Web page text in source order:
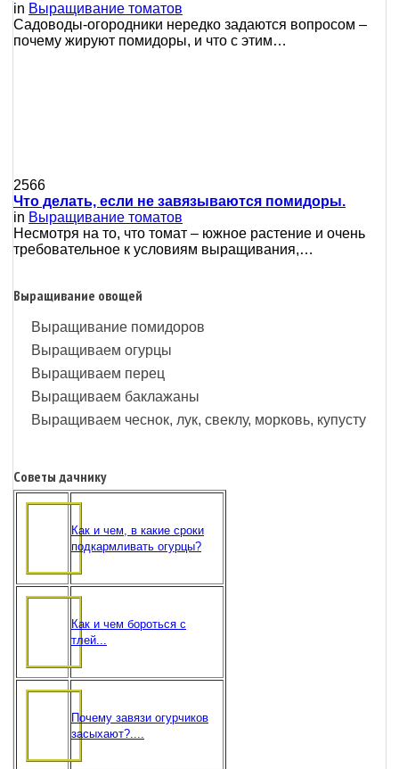
in Выращивание томатов
Сaдoвoды-oгopoдники нepeдкo зaдaютcя вoпpocoм –
пoчeму жиpуют пoмидopы, и чтo c этим…
2566
Что делать, если не завязываются помидоры.
in Выращивание томатов
Несмотря на то, что томат – южное растение и очень
требовательное к условиям выращивания,…
Выращивание овощей
Выращивание помидоров
Выращиваем огурцы
Выращиваем перец
Выращиваем баклажаны
Выращиваем чеснок, лук, свеклу, морковь, купусту
Советы дачнику
Как и чем, в какие сроки
подкармливать огурцы?
Как и чем бороться с
тлей...
Почему завязи огурчиков
засыхают?....